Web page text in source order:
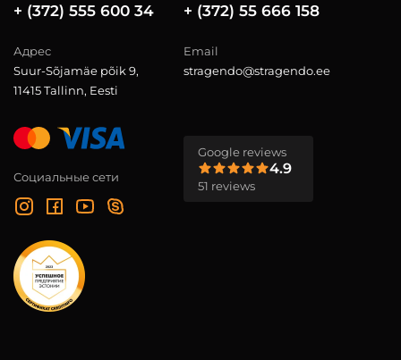
+ (372) 555 600 34 + (372) 55 666 158
Адрес
Suur-Sõjamäe põik 9,
11415 Tallinn, Eesti
Email
stragendo@stragendo.ee
Социальные сети
Google reviews
4.9
51 reviews